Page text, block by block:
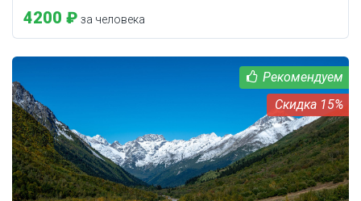
4200 ₽ за человека
15%